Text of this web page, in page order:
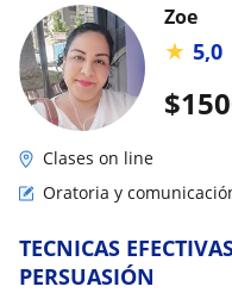
$
Zoe
★ 5,0
Clases on line
Oratoria y
TECNICAS
PERSUASIÓN